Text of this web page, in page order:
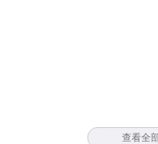
查看全